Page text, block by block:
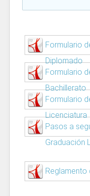
Formulario
Diplomado
Formulario
Bachillerato
Formulario
Licenciatura
Pasos a
Graduación
Reglamento